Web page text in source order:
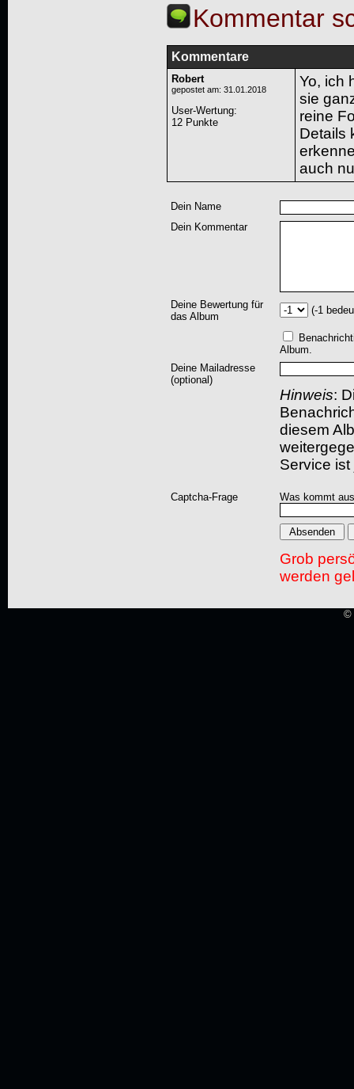
Kommentar
Kommentare
Robert
gepostet am: 31.01.2018
User-Wertung:
12 Punkte
Yo, ich
sie
reine
Details
auch
Dein Name
Dein Kommentar
Deine Bewertung für
das Album
(-1
Album.
Deine Mailadresse
(optional)
Hinweis:
diesem
Service
Captcha-Frage Was kommt
Grob
werden
©